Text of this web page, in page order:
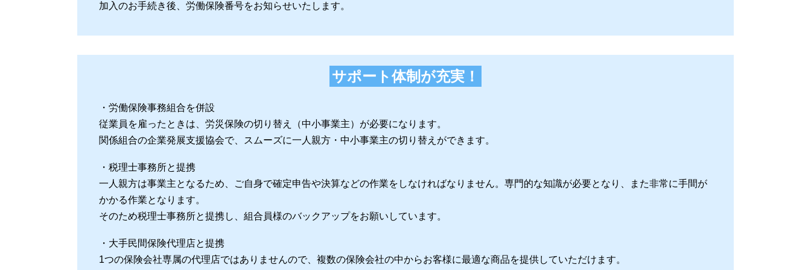
加入のお手続き後、労働保険番号をお知らせいたします。
サポート体制が充実！
・労働保険事務組合を併設
従業員を雇ったときは、労災保険の切り替え（中小事業主）が必要になります。
関係組合の企業発展支援協会で、スムーズに一人親方・中小事業主の切り替えができます。
・税理士事務所と提携
一人親方は事業主となるため、ご自身で確定申告や決算などの作業をしなければなりません。専門的な知識が必要となり、また非常に手間が
かかる作業となります。
そのため税理士事務所と提携し、組合員様のバックアップをお願いしています。
・大手民間保険代理店と提携
1つの保険会社専属の代理店ではありませんので、複数の保険会社の中からお客様に最適な商品を提供していただけます。